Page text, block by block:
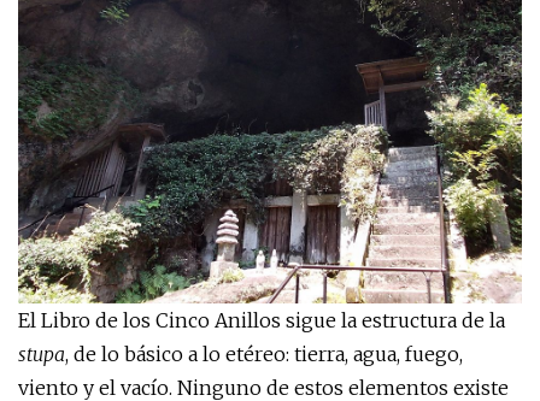
El Libro de los Cinco Anillos sigue la estructura de la
stupa, de lo básico a lo etéreo: tierra, agua, fuego,
viento y el vacío. Ninguno de estos elementos existe